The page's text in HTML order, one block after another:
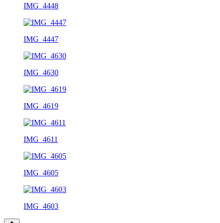
IMG_4448
IMG_4447
IMG_4630
IMG_4619
IMG_4611
IMG_4605
IMG_4603